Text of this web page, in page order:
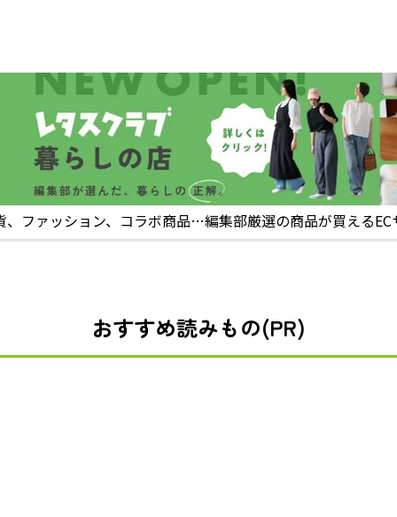
、ファッション、コラボ商品…編集部厳選の商品が買えるEC
おすすめ読みもの(PR)